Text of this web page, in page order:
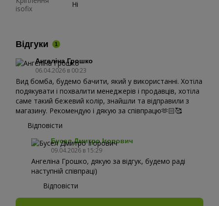
isofix
Ні
Відгуки 1
Ангеліна Грошко
06.04.2026 в 00:23
Вид бомба, будемо бачити, який у використанні. Хотіла
подякувати і похвалити менеджерів і продавців, хотіла
саме такий бежевий колір, знайшли та відправили з
магазину. Рекомендую і дякую за співпрацю🫶🏻🥰
Відповісти
Бусел Дмитро Ігорович
09.04.2026 в 15:29
Ангеліна Грошко, дякую за відгук, будемо раді
наступній співпраці)
Відповісти